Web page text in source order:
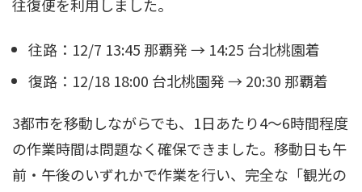
往復便を利用しました。
往路：12/7 13:45 那覇発 → 14:25 台北桃園着
復路：12/18 18:00 台北桃園発 → 20:30 那覇着
3都市を移動しながらでも、1日あたり4〜6時間程度
の作業時間は問題なく確保できました。移動日も午
前・午後のいずれかで作業を行い、完全な「観光の